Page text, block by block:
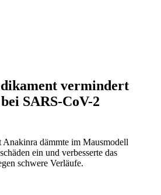
vermindert
SARS-CoV-2
dämmte im Mausmodell
ein und verbesserte das
schwere Verläufe.